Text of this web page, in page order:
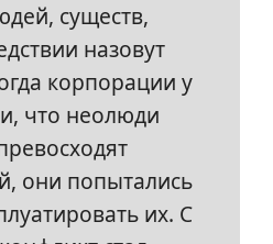
существ,
назовут
корпорации у
что неолюди
они попытались
их. С